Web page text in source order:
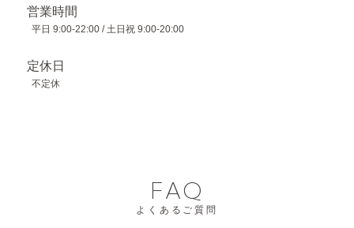
営業時間
平日 9:00-22:00 / 土日祝 9:00-20:00
定休日
不定休
FAQ
よくあるご質問